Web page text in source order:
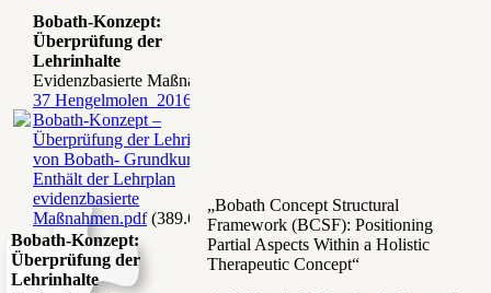
Bobath-Konzept:
Überprüfung der
Lehrinhalte
Evidenzbasierte Maßnahmen
37 Hengelmolen_2016
Bobath-Konzept –
Überprüfung der Lehrinhalte
von Bobath- Grundkursen-
Enthält der Lehrplan
evidenzbasierte
Maßnahmen.pdf(389.69KB)
Bobath-Konzept:
Überprüfung der
Lehrinhalte
„Bobath Concept Structural
Framework (BCSF): Positioning
Partial Aspects Within a Holistic
Therapeutic Concept“